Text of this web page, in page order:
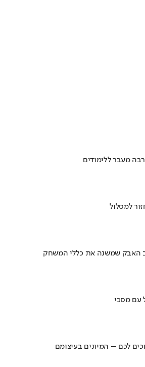
מעבר ללימודים
למסלול
האבק שמשנה את כללי המשחק
לכם – המיונים בעיצומם